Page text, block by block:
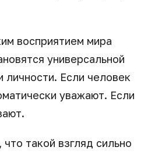
восприятием мира
универсальной
личности. Если человек
уважают. Если
такой взгляд сильно